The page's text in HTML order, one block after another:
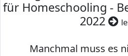
für Homeschooling -
2022
Manchmal muss es